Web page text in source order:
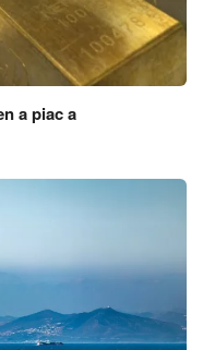
a piac a